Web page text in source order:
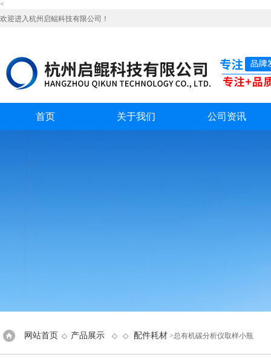
<
欢迎进入杭州启鲲科技有限公司！
首页 关于我们 公司资讯
网站首页 ◇ 产品展示 ◇ ◇ 配件耗材 >总有机碳分析仪取样小瓶